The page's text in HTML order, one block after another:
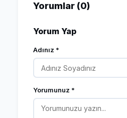
Yorumlar (0)
Yorum Yap
Adınız *
Yorumunuz *